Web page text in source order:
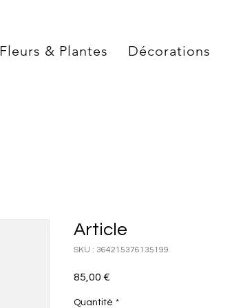
Fleurs & Plantes Décorations
Article
SKU : 364215376135199
85,00 €
Quantité *